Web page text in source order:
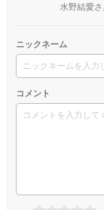
水野結愛
ニックネーム
コメント